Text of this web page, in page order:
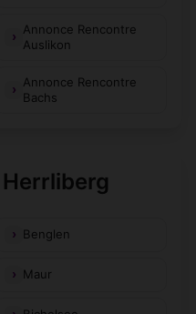
Annonce Rencontre
Auslikon
Annonce Rencontre
Bachs
Benglen
Maur